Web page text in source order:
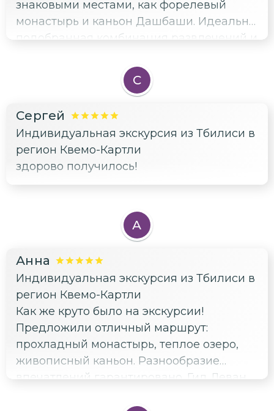
знаковыми местами, как форелевый
монастырь и каньон Дашбаши. Идеально
подобранная комбинация развлечений и
высоте, спасибо гиду Левану.
С
Сергей
Индивидуальная экскурсия из Тбилиси в
регион Квемо-Картли
здорово получилось!
А
Анна
Индивидуальная экскурсия из Тбилиси в
регион Квемо-Картли
Как же круто было на экскурсии!
Предложили отличный маршрут:
прохладный монастырь, теплое озеро,
живописный каньон. Разнообразие
впечатлений гарантировано. Гид Леван